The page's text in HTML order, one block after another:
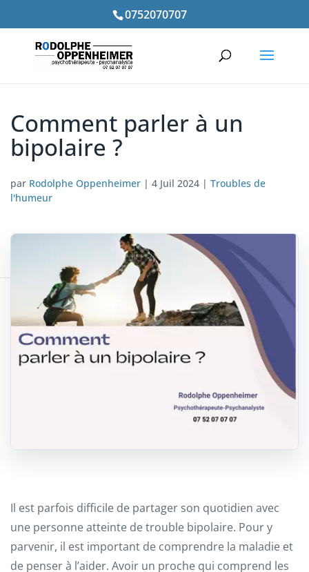
0752070707
Comment parler à un
bipolaire ?
par Rodolphe Oppenheimer | 4 Juil 2024 | Troubles de
l'humeur
Il est parfois difficile de partager son quotidien avec
une personne atteinte de trouble bipolaire. Pour y
parvenir, il est important de comprendre la maladie et
de penser à l’aider. Avoir un proche qui comprend les